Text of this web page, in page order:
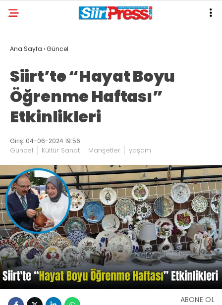
Ana Sayfa ›Güncel
Siirt’te “Hayat Boyu
Öğrenme Haftası”
Etkinlikleri
Giriş: 04-06-2024 19:56
Güncel Kültür Sanat Manşetler yaşam
ABONE OL